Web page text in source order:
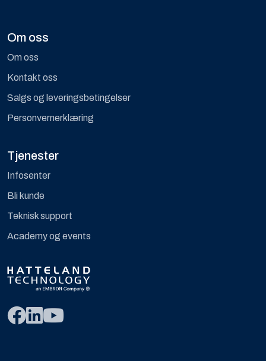
Om oss
Om oss
Kontakt oss
Salgs og leveringsbetingelser
Personvernerklæring
Tjenester
Infosenter
Bli kunde
Teknisk support
Academy og events